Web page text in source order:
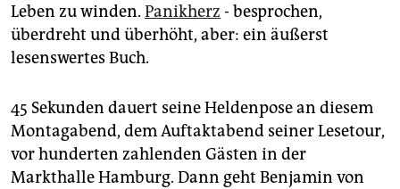
Leben zu winden. Panikherz - besprochen,
überdreht und überhöht, aber: ein äußerst
lesenswertes Buch.
45 Sekunden dauert seine Heldenpose an diesem
Montagabend, dem Auftaktabend seiner Lesetour,
vor hunderten zahlenden Gästen in der
Markthalle Hamburg. Dann geht Benjamin von